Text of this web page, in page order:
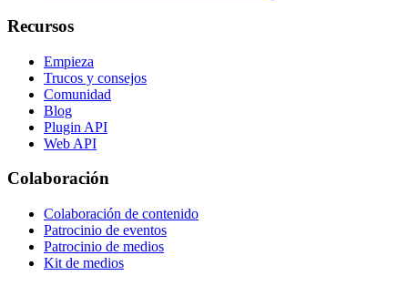
Recursos
Empieza
Trucos y consejos
Comunidad
Blog
Plugin API
Web API
Colaboración
Colaboración de contenido
Patrocinio de eventos
Patrocinio de medios
Kit de medios